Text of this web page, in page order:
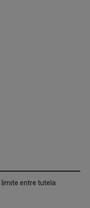
limite entre tutela